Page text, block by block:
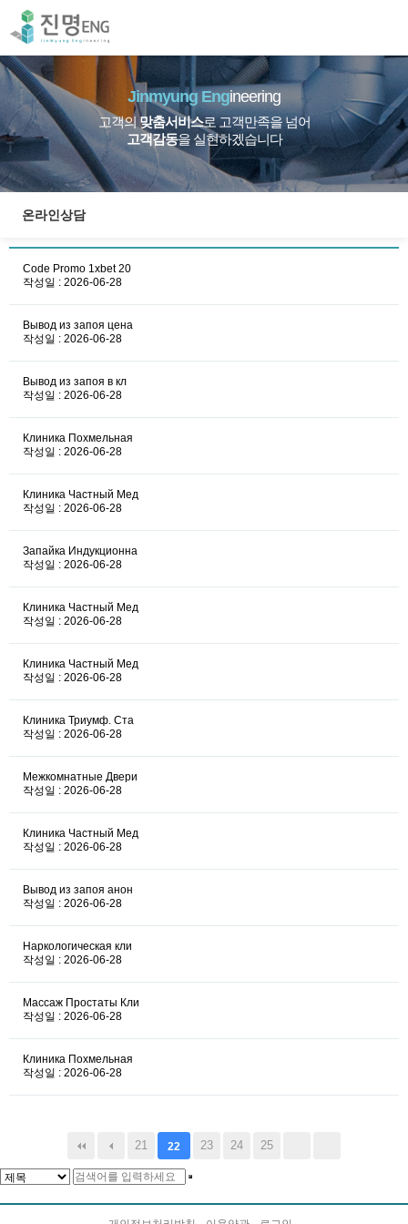
Jinmyung Engineering
고객의 맞춤서비스로 고객만족을 넘어
고객감동을 실현하겠습니다
온라인상담
Code Promo 1xbet 20
작성일 : 2026-06-28
Вывод из запоя цена
작성일 : 2026-06-28
Вывод из запоя в кл
작성일 : 2026-06-28
Клиника Похмельная
작성일 : 2026-06-28
Клиника Частный Мед
작성일 : 2026-06-28
Запайка Индукционна
작성일 : 2026-06-28
Клиника Частный Мед
작성일 : 2026-06-28
Клиника Частный Мед
작성일 : 2026-06-28
Клиника Триумф. Ста
작성일 : 2026-06-28
Межкомнатные Двери
작성일 : 2026-06-28
Клиника Частный Мед
작성일 : 2026-06-28
Вывод из запоя анон
작성일 : 2026-06-28
Наркологическая кли
작성일 : 2026-06-28
Массаж Простаты Кли
작성일 : 2026-06-28
Клиника Похмельная
작성일 : 2026-06-28
21 22 23 24 25